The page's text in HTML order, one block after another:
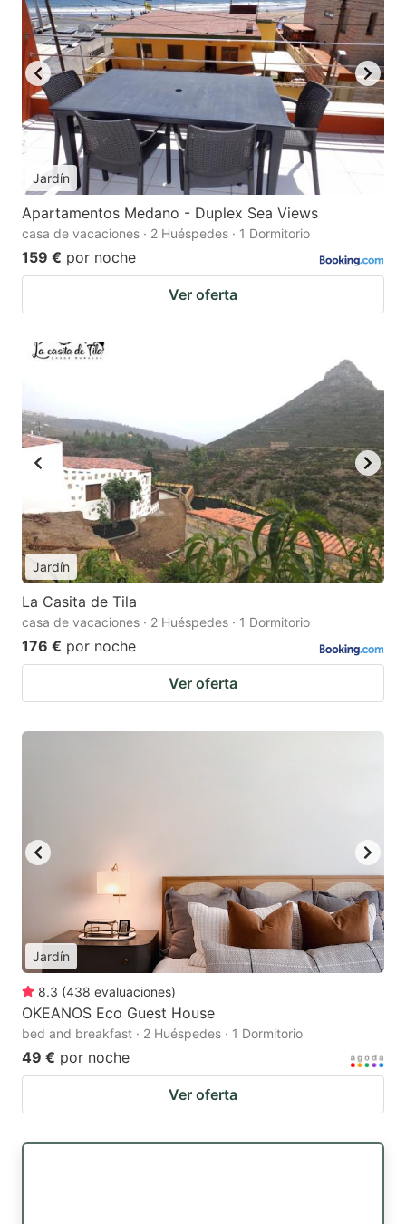
Jardín
Apartamentos Medano - Duplex Sea Views
casa de vacaciones · 2 Huéspedes · 1 Dormitorio
159 € por noche
Ver oferta
Jardín
La Casita de Tila
casa de vacaciones · 2 Huéspedes · 1 Dormitorio
176 € por noche
Ver oferta
Jardín
8.3 (438 evaluaciones)
OKEANOS Eco Guest House
bed and breakfast · 2 Huéspedes · 1 Dormitorio
49 € por noche
Ver oferta